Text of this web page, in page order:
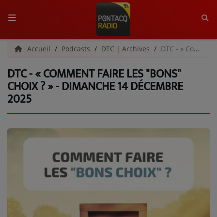
ACCUEIL
RADIO
QUI SOMMES-NOUS ?
L'ÉQUIPE
GRILLE DES PROGRAMMES
C'ÉTAIT QUOI CE TITRE ?
MÉDIAS
PODCASTS - SAISON 2026/2027
Accueil Podcasts DTC | Archives DTC - « Comment faire les "bons" choix ? » - Dimanche 14 décembre 2025
DTC - « COMMENT FAIRE LES "BONS"
CHOIX ? » - DIMANCHE 14 DÉCEMBRE
2025